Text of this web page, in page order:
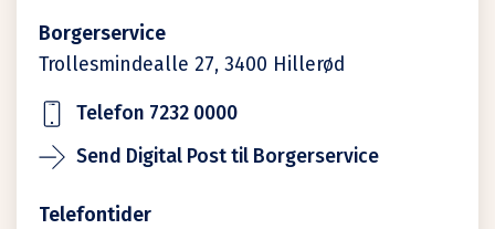
Borgerservice
Trollesmindealle 27, 3400 Hillerød
Telefon 7232 0000
Send Digital Post til Borgerservice
Telefontider